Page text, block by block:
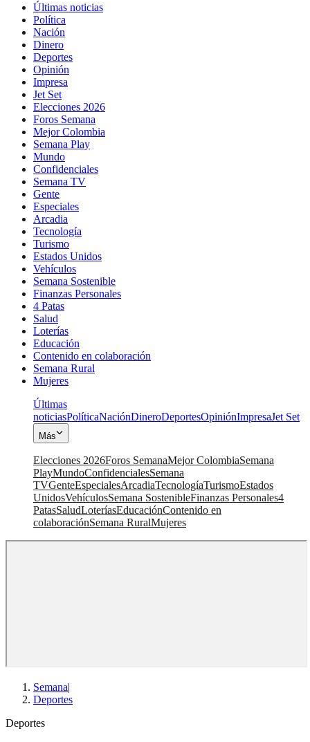
Últimas noticias
Política
Nación
Dinero
Deportes
Opinión
Impresa
Jet Set
Elecciones 2026
Foros Semana
Mejor Colombia
Semana Play
Mundo
Confidenciales
Semana TV
Gente
Especiales
Arcadia
Tecnología
Turismo
Estados Unidos
Vehículos
Semana Sostenible
Finanzas Personales
4 Patas
Salud
Loterías
Educación
Contenido en colaboración
Semana Rural
Mujeres
Últimas
noticiasPolíticaNaciónDineroDeportesOpiniónImpresaJet Set
Más
Elecciones 2026Foros SemanaMejor ColombiaSemana
PlayMundoConfidencialesSemana
TVGenteEspecialesArcadiaTecnologíaTurismoEstados
UnidosVehículosSemana SostenibleFinanzas Personales4
PatasSaludLoteríasEducaciónContenido en
colaboraciónSemana RuralMujeres
Semana|
Deportes
Deportes